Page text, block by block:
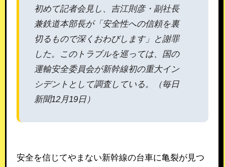
初めて記者会見し、吉江則彦・副社長
兼鉄道本部長が「安全性への信頼を裏
切るもので深くおわびします」と謝罪
した。このトラブルを巡っては、国の
運輸安全委員会が新幹線初の重大イン
シデントとして調査している。（毎日
新聞12月19日）
安全を信じてやまない新幹線の台車に亀裂が見つ